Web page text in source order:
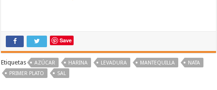
Save
Etiquetas AZÚCAR HARINA LEVADURA MANTEQUILLA
NATA
PRIMER PLATO
SAL